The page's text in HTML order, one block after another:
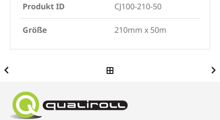
Produkt ID CJ100-210-50
Größe 210mm x 50m